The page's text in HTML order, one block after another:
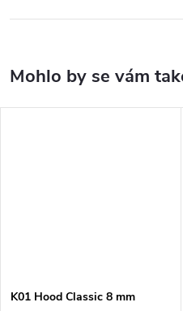
K01 Hood Classic 8 mm